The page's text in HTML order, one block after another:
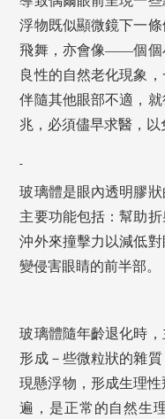
浮物既似顯微鏡下一
飛舞，亦會像——個個
良性的自然老化現象
伴隨其他眼部不適，
兆，必須儘早求醫，以
玻璃體是眼內透明膠
主要功能包括：幫助
沖外來撞擊力以減低
變侵害眼睛的前半部。
玻璃體隨年齡退化時
形成－些微粒狀的雜
現懸浮物，形成生理性
遍，是正常的自然生